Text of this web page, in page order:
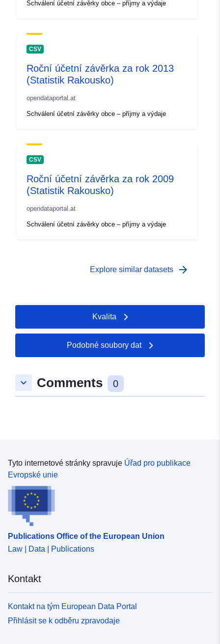
Schválení účetní závěrky obce – příjmy a výdaje
CSV
Roční účetní závěrka za rok 2013
(Statistik Rakousko)
opendataportal.at
Schválení účetní závěrky obce – příjmy a výdaje
CSV
Roční účetní závěrka za rok 2009
(Statistik Rakousko)
opendataportal.at
Schválení účetní závěrky obce – příjmy a výdaje
Explore similar datasets arrow_forward
Kvalita
Podobné soubory dat
keyboard_arrow_down Comments 0
Tyto internetové stránky spravuje Úřad pro publikace
Evropské unie
Publications Office of the European Union
Law | Data | Publications
Kontakt
Kontakt na tým European Data Portal
Přihlásit se k odběru zpravodaje